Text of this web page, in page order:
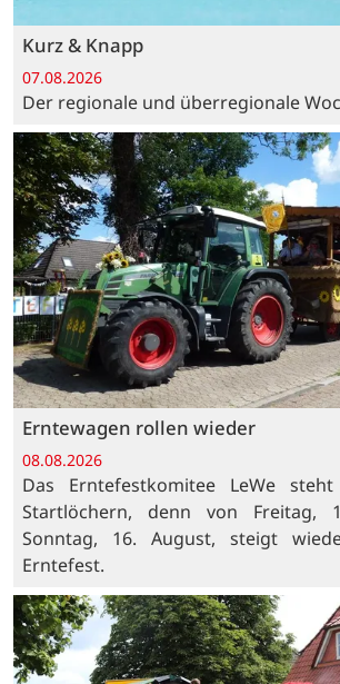
Kurz & Knapp
07.08.2026
Der regionale und überregionale
Erntewagen rollen wieder
08.08.2026
Das Erntefestkomitee LeWe
Startlöchern, denn von Freitag,
Sonntag, 16. August, steigt
Erntefest.